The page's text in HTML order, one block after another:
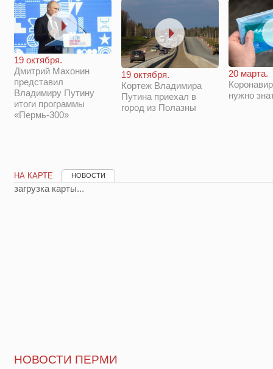
19 октября.
Дмитрий Махонин
представил
Владимиру Путину
итоги программы
«Пермь-300»
19 октября.
Кортеж Владимира
Путина приехал в
город из Полазны
20 марта.
нужно
НА КАРТЕ НОВОСТИ
загрузка карты...
НОВОСТИ ПЕРМИ